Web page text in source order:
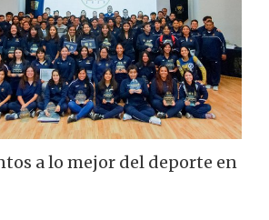
a lo mejor del deporte en